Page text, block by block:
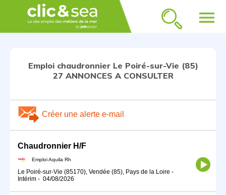
menu
Emploi chaudronnier Le Poiré-sur-Vie (85)
27 ANNONCES A CONSULTER
Créer une alerte e-mail
Chaudronnier H/F
Emploi Aquila Rh
Le Poiré-sur-Vie (85170), Vendée (85), Pays de la Loire -
Intérim - 04/08/2026